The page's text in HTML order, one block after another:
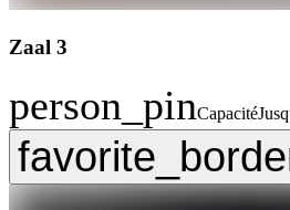
Zaal 3
person_pinCapacité